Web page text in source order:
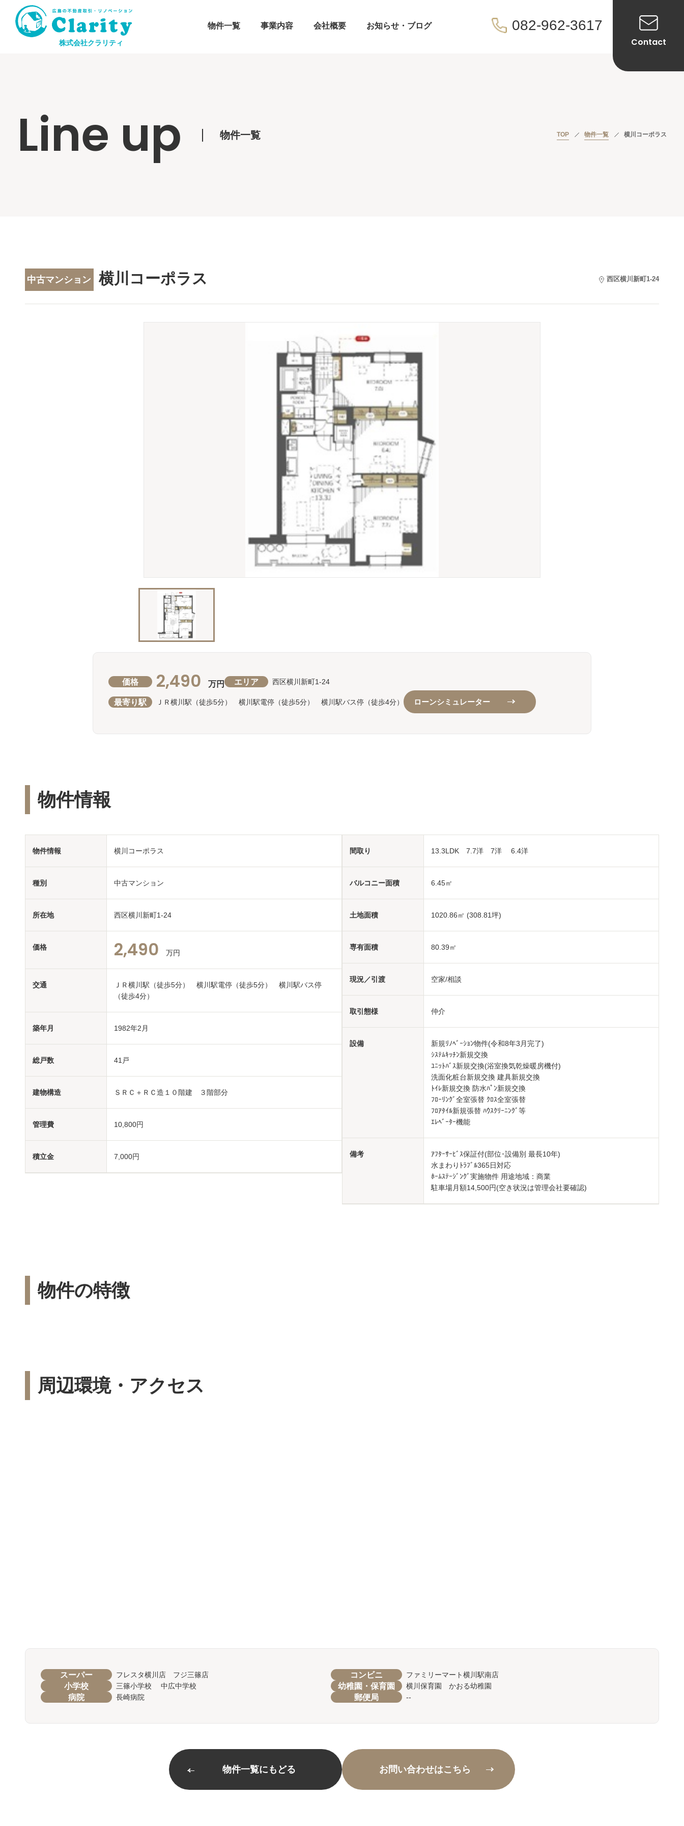
株式会社クラリティ
物件一覧 事業内容 会社概要 お知らせ・ブログ 082-962-3617
Contact
Line up 物件一覧 TOP 物件一覧 横川コーポラス
中古マンション 横川コーポラス 西区横川新町1-24
価格 2,490 万円 エリア 西区横川新町1-24
最寄り駅 ＪＲ横川駅（徒歩5分） 横川駅電停（徒歩5分） 横川駅バス停（徒歩4分） ローンシミュレーター
物件情報
物件情報 横川コーポラス
種別 中古マンション
所在地 西区横川新町1-24
価格 2,490 万円
交通
ＪＲ横川駅（徒歩5分） 横川駅電停（徒歩5分） 横川駅バス停
（徒歩4分）
築年月 1982年2月
総戸数 41戸
建物構造 ＳＲＣ＋ＲＣ造１０階建 ３階部分
管理費 10,800円
積立金 7,000円
間取り 13.3LDK 7.7洋 7洋 6.4洋
バルコニー面積 6.45㎡
土地面積 1020.86㎡ (308.81坪)
専有面積 80.39㎡
現況／引渡 空家/相談
取引態様 仲介
設備
新規ﾘﾉﾍﾞｰｼｮﾝ物件(令和8年3月完了)
ｼｽﾃﾑｷｯﾁﾝ新規交換
ﾕﾆｯﾄﾊﾞｽ新規交換(浴室換気乾燥暖房機付)
洗面化粧台新規交換 建具新規交換
ﾄｲﾚ新規交換 防水ﾊﾟﾝ新規交換
ﾌﾛｰﾘﾝｸﾞ全室張替 ｸﾛｽ全室張替
ﾌﾛｱﾀｲﾙ新規張替 ﾊｳｽｸﾘｰﾆﾝｸﾞ等
ｴﾚﾍﾞｰﾀｰ機能
備考
ｱﾌﾀｰｻｰﾋﾞｽ保証付(部位･設備別 最長10年)
水まわりﾄﾗﾌﾞﾙ365日対応
ﾎｰﾑｽﾃｰｼﾞﾝｸﾞ実施物件 用途地域：商業
駐車場月額14,500円(空き状況は管理会社要確認)
物件の特徴
周辺環境・アクセス
スーパー フレスタ横川店 フジ三篠店 コンビニ ファミリーマート横川駅南店
小学校 三篠小学校 中広中学校 幼稚園・保育園 横川保育園 かおる幼稚園
病院 長崎病院 郵便局 --
物件一覧にもどる お問い合わせはこちら